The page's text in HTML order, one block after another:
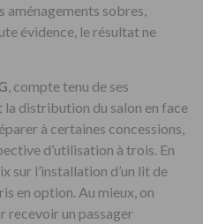
aménagements sobres,
évidence, le résultat ne
, compte tenu de ses
la distribution du salon en face
à certaines concessions,
d’utilisation à trois. En
sur l’installation d’un lit de
en option. Au mieux, on
recevoir un passager